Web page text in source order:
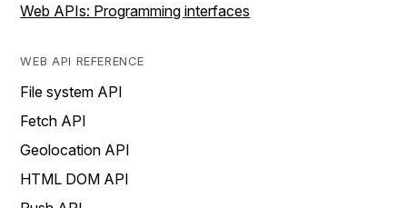
Web APIs: Programming interfaces
WEB API REFERENCE
File system API
Fetch API
Geolocation API
HTML DOM API